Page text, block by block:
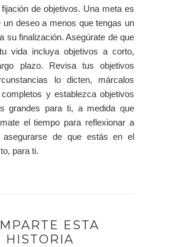
de objetivos. Una meta es
un deseo a menos que tengas un
su finalización. Asegúrate de que
vida incluya objetivos a corto,
plazo. Revisa tus objetivos
lo dicten, márcalos
y establezca objetivos
grandes para ti, a medida que
el tiempo para reflexionar a
asegurarse de que estás en el
para ti.
ESTA
HISTORIA